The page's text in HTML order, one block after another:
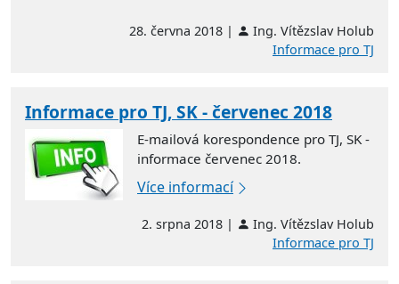
28. června 2018 |
Ing. Vítězslav Holub
Informace pro TJ
Informace pro TJ, SK - červenec 2018
E-mailová korespondence pro TJ, SK -
informace červenec 2018.
Více informací
2. srpna 2018 |
Ing. Vítězslav Holub
Informace pro TJ